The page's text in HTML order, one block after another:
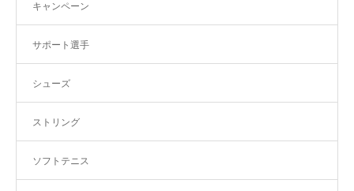
キャンペーン
サポート選手
シューズ
ストリング
ソフトテニス